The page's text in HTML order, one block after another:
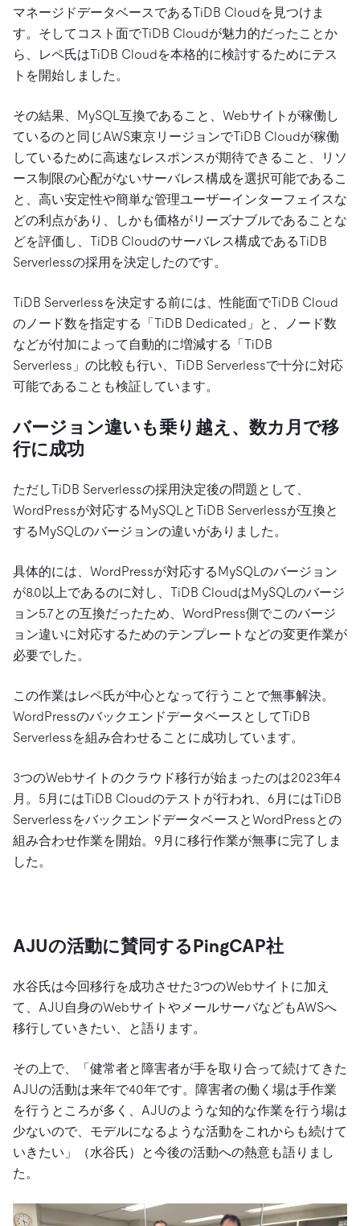
マネージドデータベースであるTiDB Cloudを見つけま
す。そしてコスト面でTiDB Cloudが魅力的だったことか
ら、レペ氏はTiDB Cloudを本格的に検討するためにテス
トを開始しました。
その結果、MySQL互換であること、Webサイトが稼働し
ているのと同じAWS東京リージョンでTiDB Cloudが稼働
しているために高速なレスポンスが期待できること、リソ
ース制限の心配がないサーバレス構成を選択可能であるこ
と、高い安定性や簡単な管理ユーザーインターフェイスな
どの利点があり、しかも価格がリーズナブルであることな
どを評価し、TiDB Cloudのサーバレス構成であるTiDB
Serverlessの採用を決定したのです。
TiDB Serverlessを決定する前には、性能面でTiDB Cloud
のノード数を指定する「TiDB Dedicated」と、ノード数
などが付加によって自動的に増減する「TiDB
Serverless」の比較も行い、TiDB Serverlessで十分に対応
可能であることも検証しています。
バージョン違いも乗り越え、数カ月で移
行に成功
ただしTiDB Serverlessの採用決定後の問題として、
WordPressが対応するMySQLとTiDB Serverlessが互換と
するMySQLのバージョンの違いがありました。
具体的には、WordPressが対応するMySQLのバージョン
が8.0以上であるのに対し、TiDB CloudはMySQLのバージ
ョン5.7との互換だったため、WordPress側でこのバージ
ョン違いに対応するためのテンプレートなどの変更作業が
必要でした。
この作業はレペ氏が中心となって行うことで無事解決。
WordPressのバックエンドデータベースとしてTiDB
Serverlessを組み合わせることに成功しています。
3つのWebサイトのクラウド移行が始まったのは2023年4
月。5月にはTiDB Cloudのテストが行われ、6月にはTiDB
ServerlessをバックエンドデータベースとWordPressとの
組み合わせ作業を開始。9月に移行作業が無事に完了しま
した。
AJUの活動に賛同するPingCAP社
水谷氏は今回移行を成功させた3つのWebサイトに加え
て、AJU自身のWebサイトやメールサーバなどもAWSへ
移行していきたい、と語ります。
その上で、「健常者と障害者が手を取り合って続けてきた
AJUの活動は来年で40年です。障害者の働く場は手作業
を行うところが多く、AJUのような知的な作業を行う場は
少ないので、モデルになるような活動をこれからも続けて
いきたい」（水谷氏）と今後の活動への熱意も語りまし
た。